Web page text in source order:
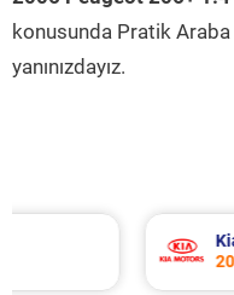
konusunda Pratik
yanınızdayız.
Kia
2012 Model